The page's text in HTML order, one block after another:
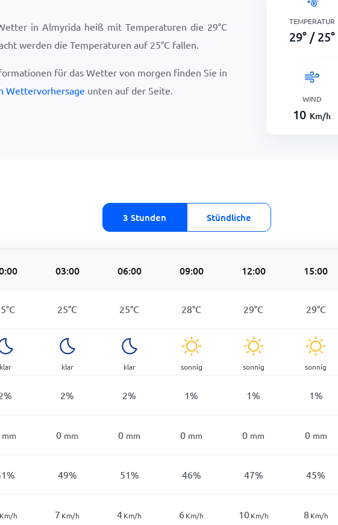
in Almyrida heiß mit Temperaturen die 29°C
werden die Temperaturen auf 25°C fallen.
für das Wetter von morgen finden Sie in
Wettervorhersage unten auf der Seite.
TEMPERATUR
29° / 25°
WIND
10 Km/h
3 Stunden Stündliche
03:00 06:00 09:00 12:00 15:00
°C 25°C 25°C 28°C 29°C 29°C
klar klar klar sonnig sonnig sonnig
% 2% 2% 1% 1% 1%
mm 0 mm 0 mm 0 mm 0 mm 0 mm
% 49% 51% 46% 47% 45%
Km/h 7 Km/h 4Km/h 6Km/h 10 Km/h 8 Km/h